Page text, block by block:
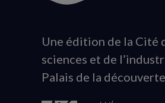
Animation
du
logo
Une édition de la Cité
sciences et de
Palais de la découverte